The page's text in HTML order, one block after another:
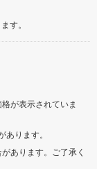
す。
が表示されていま
ります。
あります。ご了承く